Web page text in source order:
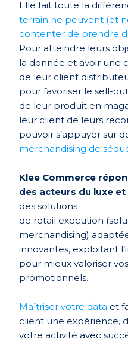
Elle fait toute la
terrain ne peuvent (et
contenter de prendre
Pour atteindre leurs
la donnée et avoir une
de leur client
pour favoriser le sell-
de leur produit en
leur client de leurs
pouvoir s’appuyer sur
merchandising de
Klee Commerce
des acteurs du luxe
des solutions
de retail execution
merchandising)
innovantes, exploitant
pour mieux valoriser
promotionnels.
Maîtriser votre data et
client une expérience,
votre activité avec